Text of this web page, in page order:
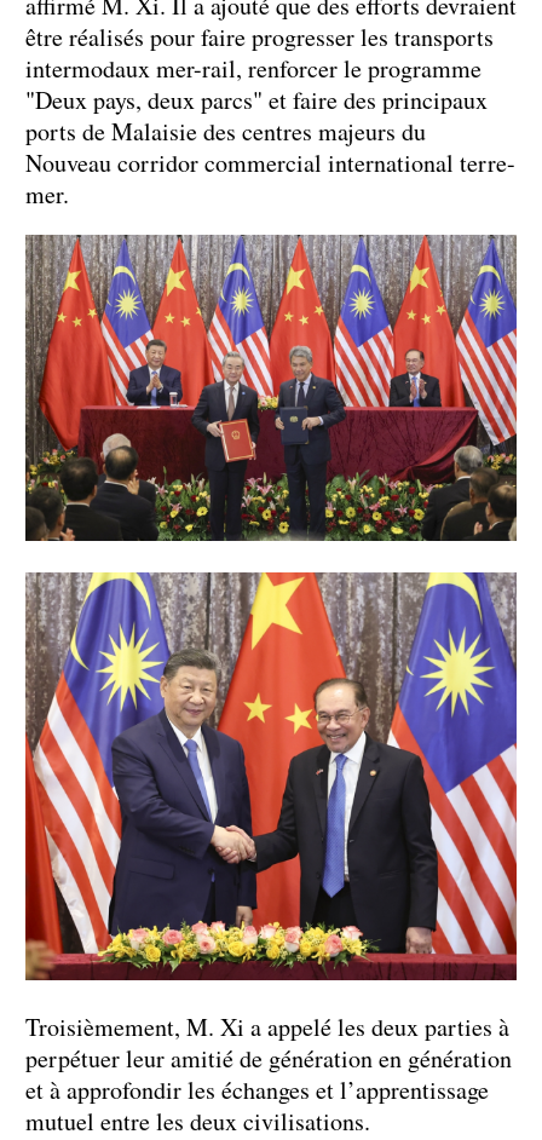
être réalisés pour faire progresser les transports
intermodaux mer-rail, renforcer le programme
"Deux pays, deux parcs" et faire des principaux
ports de Malaisie des centres majeurs du
Nouveau corridor commercial international terre-
mer.
Troisièmement, M. Xi a appelé les deux parties à
perpétuer leur amitié de génération en génération
et à approfondir les échanges et l’apprentissage
mutuel entre les deux civilisations.